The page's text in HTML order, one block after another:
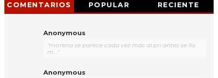
COMENTARIOS POPULAR RECIENTE
Anonymous
"morena se parece cada vez más al pri antes se lla
m..."
Anonymous